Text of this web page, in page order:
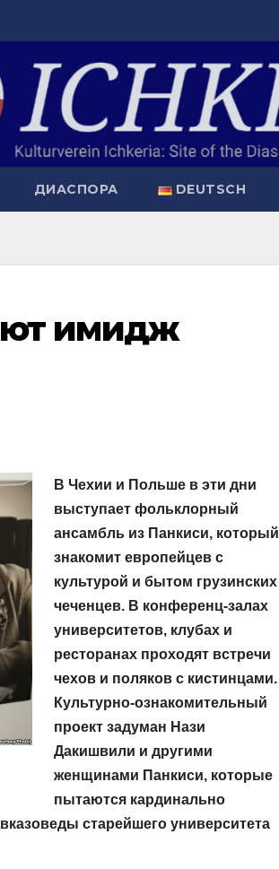
ДИАСПОРА DEUTSCH
имидж
В Чехии и Польше в эти дни
выступает фольклорный
ансамбль из Панкиси, который
знакомит европейцев с
культурой и бытом грузинских
чеченцев. В конференц-залах
университетов, клубах и
ресторанах проходят встречи
чехов и поляков с кистинцами.
Культурно-ознакомительный
проект задуман Нази
Дакишвили и другими
женщинами Панкиси, которые
пытаются кардинально
старейшего университета